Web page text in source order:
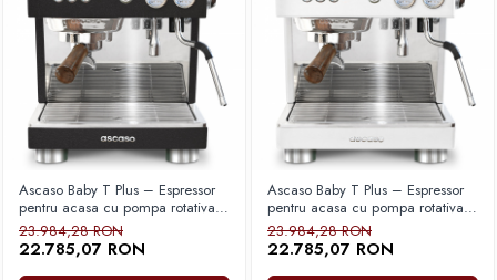
Ascaso Baby T Plus – Espressor
pentru acasa cu pompa rotativa,
Multi Thermoblock si control al
debitului pentru stabilitate termica
si extractie precisa – Negru
23.984,28 RON
22.785,07 RON
Ascaso Baby T Plus – Espressor
pentru acasa cu pompa rotativa,
Multi Thermoblock si control al
debitului pentru stabilitate termica
si extractie precisa – Alb
23.984,28 RON
22.785,07 RON